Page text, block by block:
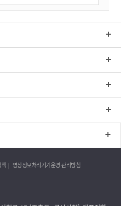
영상정보처리기기운영·관리방침